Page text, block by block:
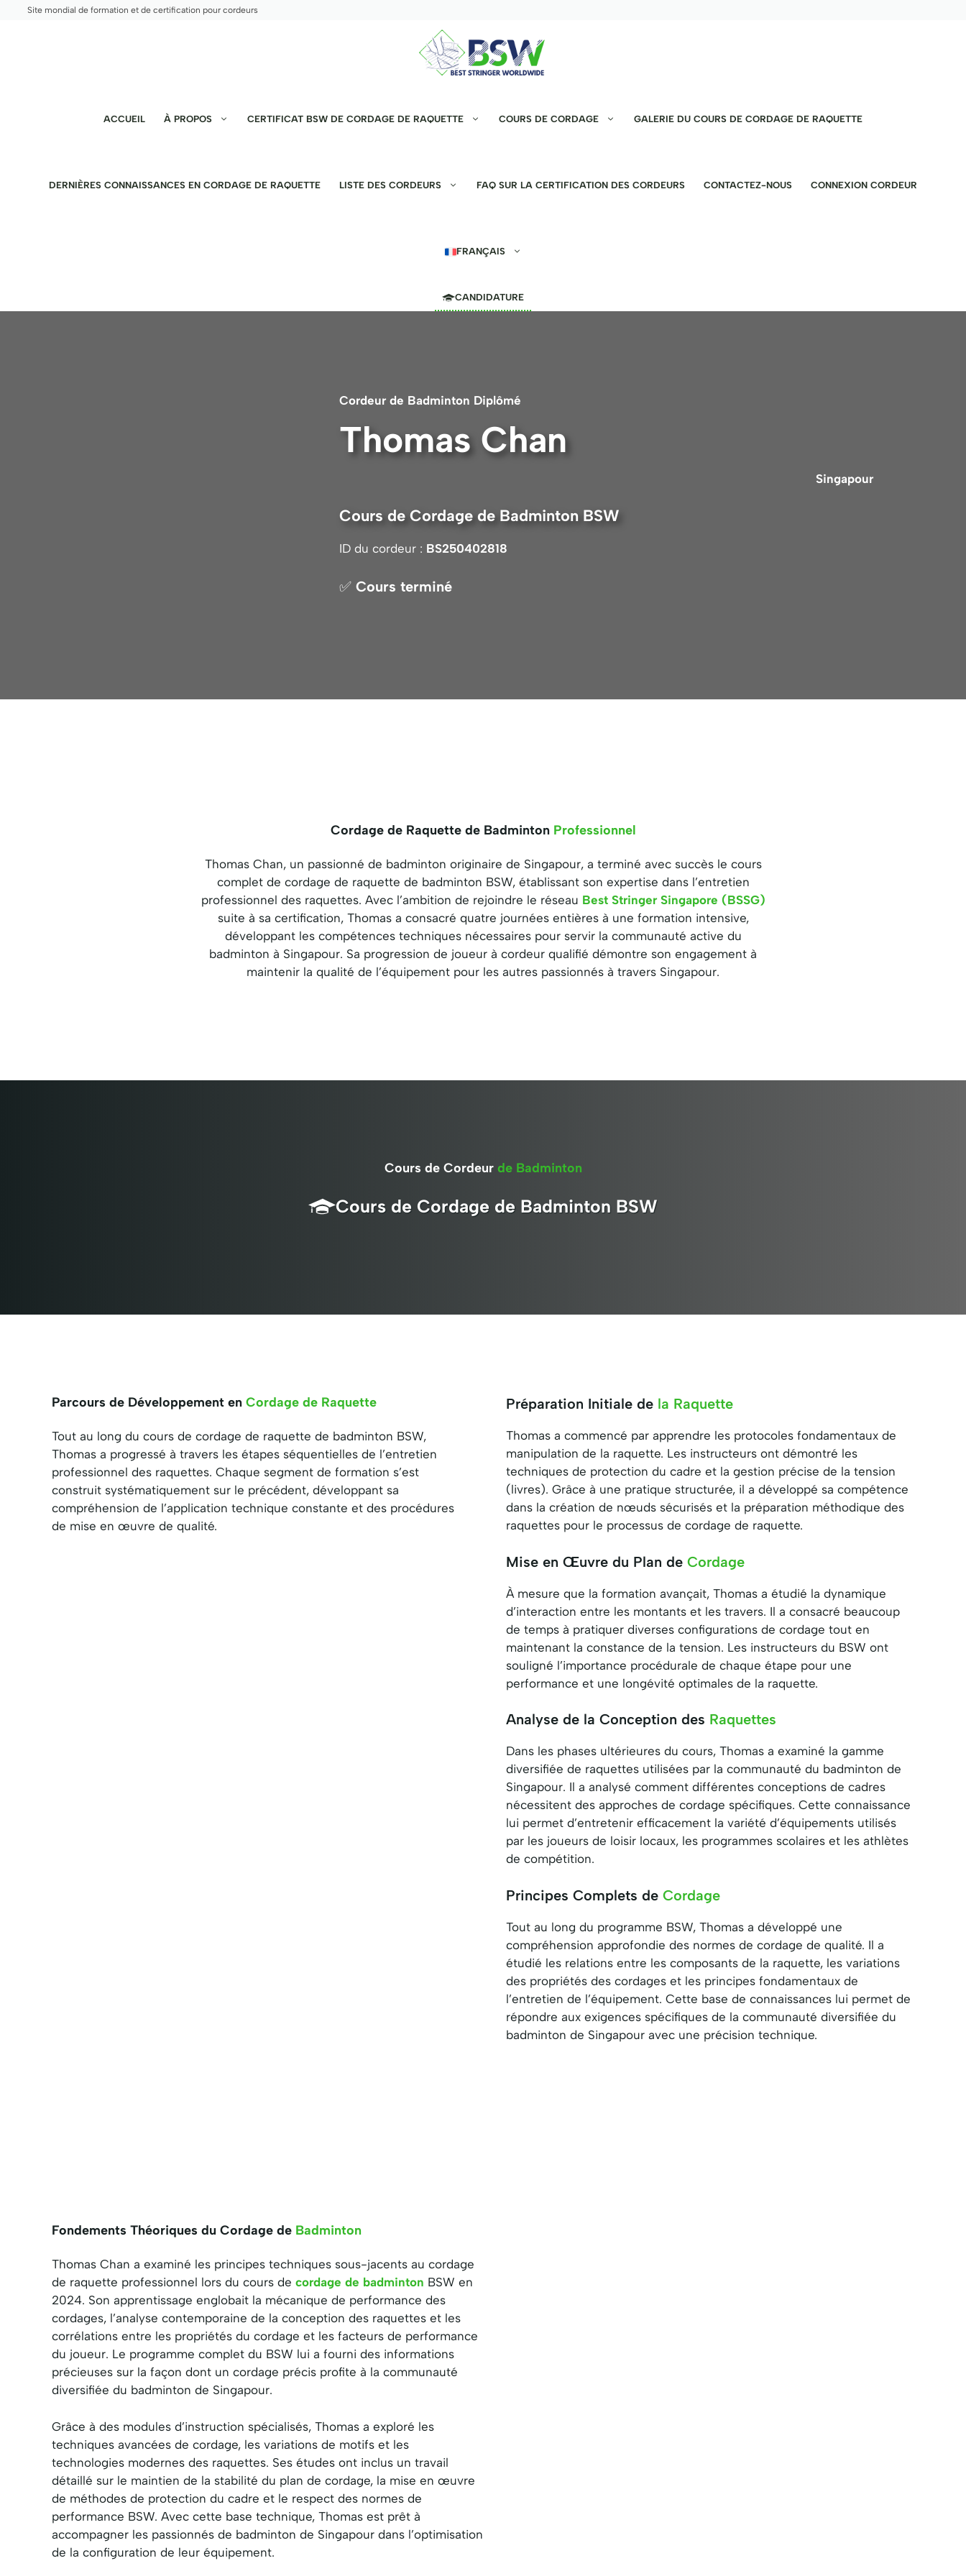
Site mondial de formation et de certification pour cordeurs
ACCUEIL À PROPOS CERTIFICAT BSW DE CORDAGE DE RAQUETTE COURS DE CORDAGE GALERIE DU COURS DE CORDAGE DE RAQUETTE
DERNIÈRES CONNAISSANCES EN CORDAGE DE RAQUETTE LISTE DES CORDEURS FAQ SUR LA CERTIFICATION DES CORDEURS CONTACTEZ-NOUS CONNEXION CORDEUR
FRANÇAIS
CANDIDATURE
Cordeurde Badminton Diplômé
Thomas Chan
Singapour
Cours de Cordage de Badminton BSW
ID du cordeur : BS250402818
✅ Cours terminé
Cordage de Raquette de Badminton Professionnel
Thomas Chan, un passionné de badminton originaire de Singapour, a terminé avec succès le cours
complet de cordage de raquette de badminton BSW, établissant son expertise dans l’entretien
professionnel des raquettes. Avec l’ambition de rejoindre le réseau Best Stringer Singapore (BSSG)
suite à sa certification, Thomas a consacré quatre journées entières à une formation intensive,
développant les compétences techniques nécessaires pour servir la communauté active du
badminton à Singapour. Sa progression de joueur à cordeur qualifié démontre son engagement à
maintenir la qualité de l’équipement pour les autres passionnés à travers Singapour.
Cours de Cordeur de Badminton
Cours de Cordage de Badminton BSW
Parcours de Développement en Cordage de Raquette
Tout au long du cours de cordage de raquette de badminton BSW,
Thomas a progressé à travers les étapes séquentielles de l’entretien
professionnel des raquettes. Chaque segment de formation s’est
construit systématiquement sur le précédent, développant sa
compréhension de l’application technique constante et des procédures
de mise en œuvre de qualité.
Préparation Initiale de la Raquette
Thomas a commencé par apprendre les protocoles fondamentaux de
manipulation de la raquette. Les instructeurs ont démontré les
techniques de protection du cadre et la gestion précise de la tension
(livres). Grâce à une pratique structurée, il a développé sa compétence
dans la création de nœuds sécurisés et la préparation méthodique des
raquettes pour le processus de cordage de raquette.
Mise en Œuvre du Plan de Cordage
À mesure que la formation avançait, Thomas a étudié la dynamique
d’interaction entre les montants et les travers. Il a consacré beaucoup
de temps à pratiquer diverses configurations de cordage tout en
maintenant la constance de la tension. Les instructeurs du BSW ont
souligné l’importance procédurale de chaque étape pour une
performance et une longévité optimales de la raquette.
Analyse de la Conception des Raquettes
Dans les phases ultérieures du cours, Thomas a examiné la gamme
diversifiée de raquettes utilisées par la communauté du badminton de
Singapour. Il a analysé comment différentes conceptions de cadres
nécessitent des approches de cordage spécifiques. Cette connaissance
lui permet d’entretenir efficacement la variété d’équipements utilisés
par les joueurs de loisir locaux, les programmes scolaires et les athlètes
de compétition.
Principes Complets de Cordage
Tout au long du programme BSW, Thomas a développé une
compréhension approfondie des normes de cordage de qualité. Il a
étudié les relations entre les composants de la raquette, les variations
des propriétés des cordages et les principes fondamentaux de
l’entretien de l’équipement. Cette base de connaissances lui permet de
répondre aux exigences spécifiques de la communauté diversifiée du
badminton de Singapour avec une précision technique.
Fondements Théoriques du Cordage de Badminton
Thomas Chan a examiné les principes techniques sous-jacents au cordage
de raquette professionnel lors du cours de cordage de badminton BSW en
2024. Son apprentissage englobait la mécanique de performance des
cordages, l’analyse contemporaine de la conception des raquettes et les
corrélations entre les propriétés du cordage et les facteurs de performance
du joueur. Le programme complet du BSW lui a fourni des informations
précieuses sur la façon dont un cordage précis profite à la communauté
diversifiée du badminton de Singapour.
Grâce à des modules d’instruction spécialisés, Thomas a exploré les
techniques avancées de cordage, les variations de motifs et les
technologies modernes des raquettes. Ses études ont inclus un travail
détaillé sur le maintien de la stabilité du plan de cordage, la mise en œuvre
de méthodes de protection du cadre et le respect des normes de
performance BSW. Avec cette base technique, Thomas est prêt à
accompagner les passionnés de badminton de Singapour dans l’optimisation
de la configuration de leur équipement.